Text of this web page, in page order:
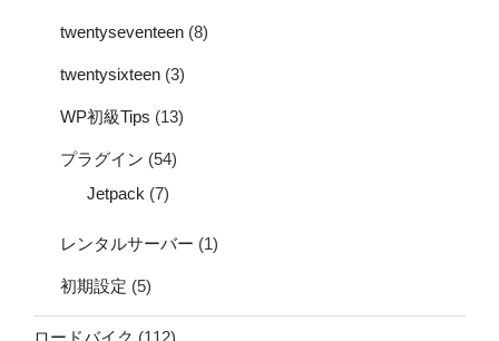
twentyseventeen (8)
twentysixteen (3)
WP初級Tips (13)
プラグイン (54)
Jetpack (7)
レンタルサーバー (1)
初期設定 (5)